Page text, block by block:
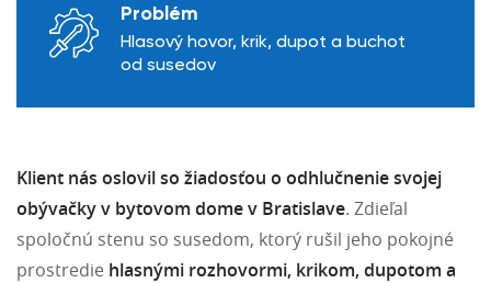
Problém
Hlasový hovor, krik, dupot a buchot
od susedov
Klient nás oslovil so žiadosťou o odhlučnenie svojej
obývačky v bytovom dome v Bratislave. Zdieľal
spoločnú stenu so susedom, ktorý rušil jeho pokojné
prostredie hlasnými rozhovormi, krikom, dupotom a